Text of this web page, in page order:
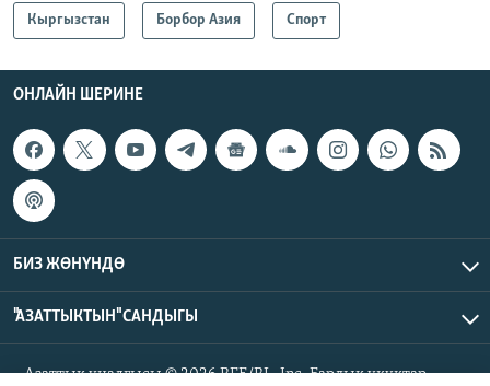
Кыргызстан Борбор Азия Спорт
ОНЛАЙН ШЕРИНЕ
БИЗ ЖӨНҮНДӨ
"АЗАТТЫКТЫН" САНДЫГЫ
Азаттык үналгысы © 2026 RFE/RL, Inc. Бардык укуктар